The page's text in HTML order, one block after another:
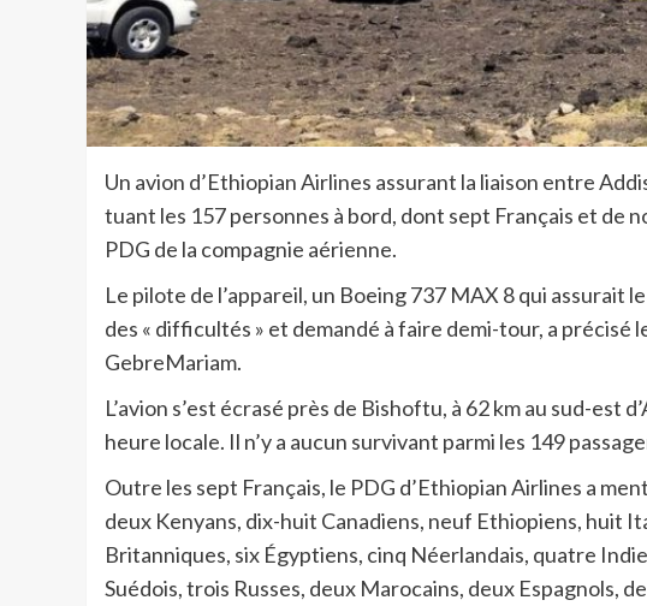
Un avion d’Ethiopian Airlines assurant la liaison entre
tuant les 157 personnes à bord, dont sept Français et de
PDG de la compagnie aérienne.
Le pilote de l’appareil, un Boeing 737 MAX 8 qui assurait
des « difficultés » et demandé à faire demi-tour, a précisé
GebreMariam.
L’avion s’est écrasé près de Bishoftu, à 62 km au sud-est
heure locale. Il n’y a aucun survivant parmi les 149
Outre les sept Français, le PDG d’Ethiopian Airlines a
deux Kenyans, dix-huit Canadiens, neuf Ethiopiens, huit
Britanniques, six Égyptiens, cinq Néerlandais, quatre
Suédois, trois Russes, deux Marocains, deux Espagnols,